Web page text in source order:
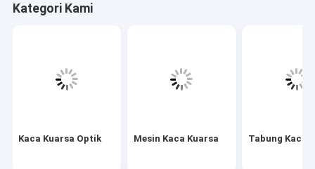
Suku Cadang Laser
Aparat Kuarsa
Bagian Kaca Kustom
Kategori Kami
Kaca Kuarsa Optik Mesin Kaca Kuarsa Tabung Kaca